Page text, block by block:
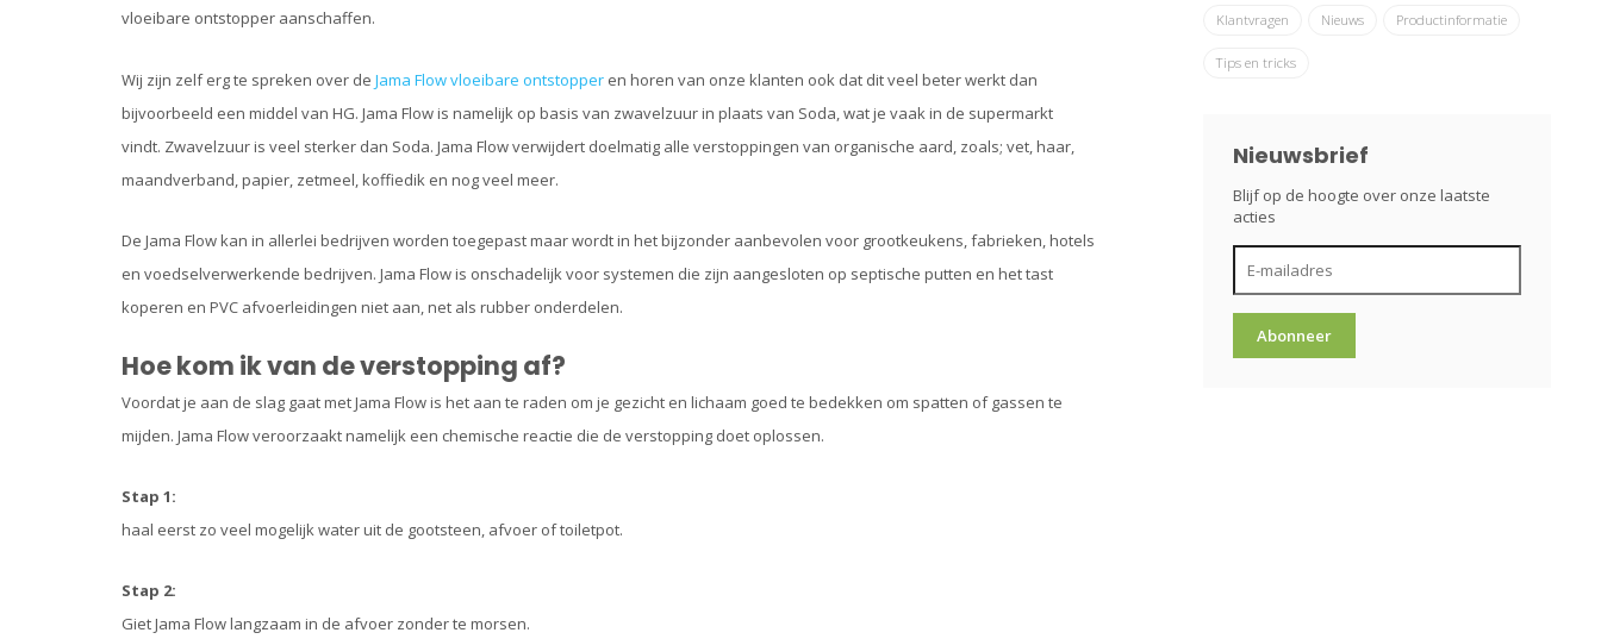
vloeibare ontstopper aanschaffen.
Wij zijn zelf erg te spreken over de Jama Flow vloeibare ontstopper en horen van onze klanten ook dat dit veel beter werkt dan
bijvoorbeeld een middel van HG. Jama Flow is namelijk op basis van zwavelzuur in plaats van Soda, wat je vaak in de supermarkt
vindt. Zwavelzuur is veel sterker dan Soda. Jama Flow verwijdert doelmatig alle verstoppingen van organische aard, zoals; vet, haar,
maandverband, papier, zetmeel, koffiedik en nog veel meer.
De Jama Flow kan in allerlei bedrijven worden toegepast maar wordt in het bijzonder aanbevolen voor grootkeukens, fabrieken, hotels
en voedselverwerkende bedrijven. Jama Flow is onschadelijk voor systemen die zijn aangesloten op septische putten en het tast
koperen en PVC afvoerleidingen niet aan, net als rubber onderdelen.
Hoe kom ik van de verstopping af?
Voordat je aan de slag gaat met Jama Flow is het aan te raden om je gezicht en lichaam goed te bedekken om spatten of gassen te
mijden. Jama Flow veroorzaakt namelijk een chemische reactie die de verstopping doet oplossen.
Stap 1:
haal eerst zo veel mogelijk water uit de gootsteen, afvoer of toiletpot.
Stap 2:
Giet Jama Flow langzaam in de afvoer zonder te morsen.
Klantvragen Nieuws Productinformatie
Tips en tricks
Nieuwsbrief
Blijf op de hoogte over onze laatste
acties
Abonneer